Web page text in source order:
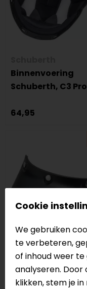
Binnenvoering
Schuberth, C3 Pro
64,95
Shoei
Ex-Zero Peak
Cookie
We gebruiken
te verbeteren,
of inhoud weer
analyseren. Door
klikken, stem je